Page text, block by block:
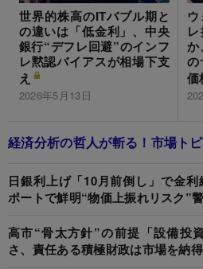
世界的株高のITバブル期と
の違いは「低金利」、中央
銀行“デフレ回避”のインフ
レ黙認バイアスが相場下支
え
2026年5月13日
か
の
価
経済分析の哲人が斬る！市場ト
日銀利上げ「10月前倒し」で金
ポートで鮮明“物価上振れリスク”
高市“骨太方針”の前提「設備投
さ、責任ある積極財政は市場を納